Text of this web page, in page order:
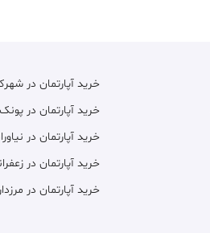
خرید آپارتمان در
خرید آپارتمان در
خرید آپارتمان در
خرید آپارتمان در
خرید آپارتمان در